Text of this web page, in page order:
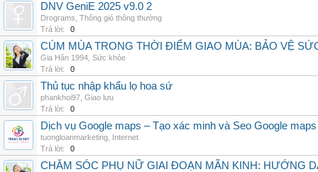
DNV GeniE 2025 v9.0 2
Drograms Thông gió thông thường
Trả lời:
0
CÚM MÙA TRONG THỜI ĐIỂM GIAO MÙA: BẢO VỆ
Gia Hân 1994 Sức khỏe
Trả lời:
0
Thủ tục nhập khẩu lọ hoa sứ
phankhoi97 Giao lưu
Trả lời:
0
Dịch vụ Google maps – Tạo xác minh và Seo Google
tuongloanmarketing Internet
Trả lời:
0
CHĂM SÓC PHỤ NỮ GIAI ĐOẠN MÃN KINH: HƯỚNG